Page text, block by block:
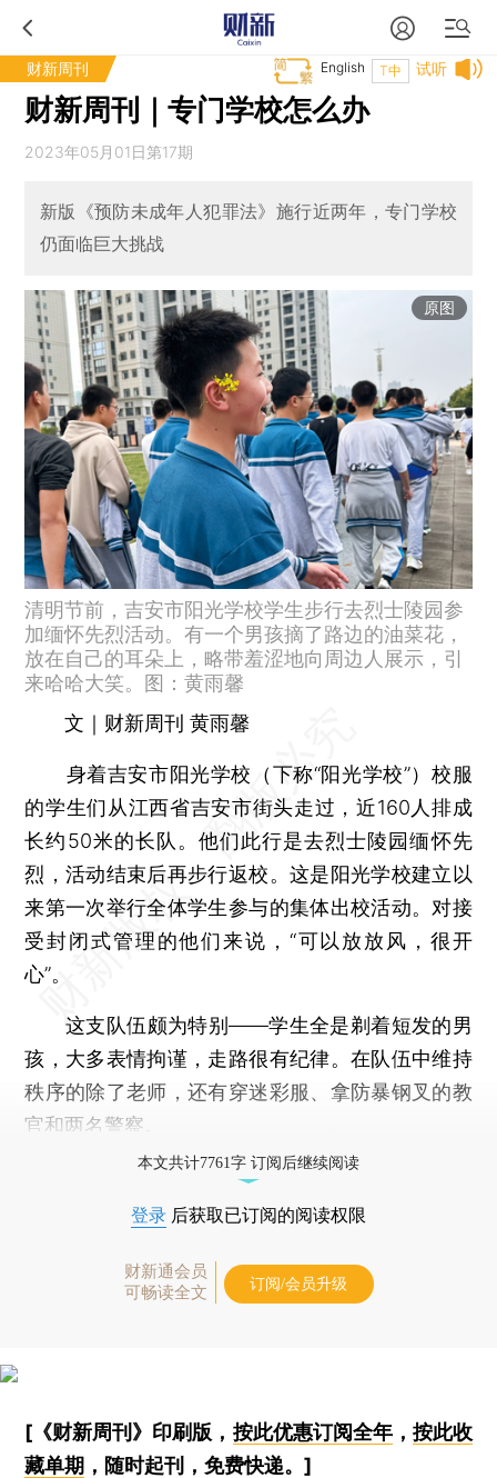
财新周刊 试听
T中
English
财新周刊｜专门学校怎么办
2023年05月01日第17期
新版《预防未成年人犯罪法》施行近两年，专门学校
仍面临巨大挑战
原图
清明节前，吉安市阳光学校学生步行去烈士陵园参
加缅怀先烈活动。有一个男孩摘了路边的油菜花，
放在自己的耳朵上，略带羞涩地向周边人展示，引
来哈哈大笑。图：黄雨馨
文｜财新周刊 黄雨馨
身着吉安市阳光学校（下称“阳光学校”）校服
的学生们从江西省吉安市街头走过，近160人排成
长约50米的长队。他们此行是去烈士陵园缅怀先
烈，活动结束后再步行返校。这是阳光学校建立以
来第一次举行全体学生参与的集体出校活动。对接
受封闭式管理的他们来说，“可以放放风，很开
心”。
这支队伍颇为特别——学生全是剃着短发的男
孩，大多表情拘谨，走路很有纪律。在队伍中维持
秩序的除了老师，还有穿迷彩服、拿防暴钢叉的教
官和两名警察。
本文共计7761字 订阅后继续阅读
登录 后获取已订阅的阅读权限
财新通会员
可畅读全文
订阅/会员升级
[《财新周刊》印刷版， 按此优惠订阅全年， 按此收
藏单期 ，随时起刊，免费快递。]